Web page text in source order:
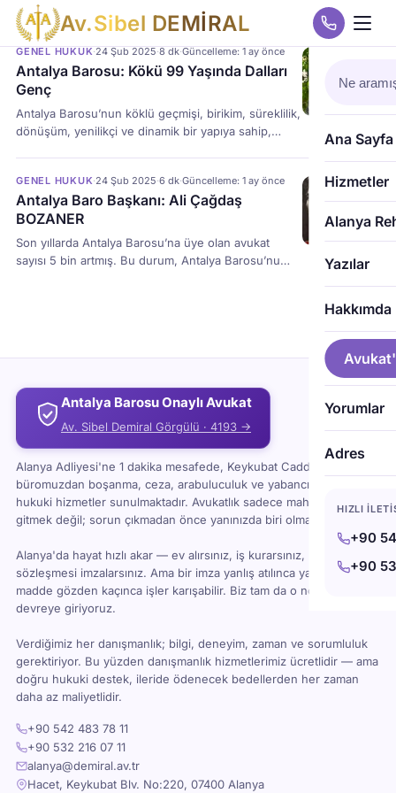
Av.Sibel DEMİRAL
Ana Sayfa
Hizmetler
Alanya
Yazılar
Hakkımda
Yorumlar
Adres
HIZLI
+90
+90
GENEL HUKUK·24 Şub 2025·8 dk·Güncelleme: 1 ay önce
Antalya Barosu: Kökü 99 Yaşında Dalları
Genç
Antalya Barosu’nun köklü geçmişi, birikim, süreklilik,
dönüşüm, yenilikçi ve dinamik bir yapıya sahip,
GENEL HUKUK·24 Şub 2025·6 dk·Güncelleme: 1 ay önce
Antalya Baro Başkanı: Ali Çağdaş
BOZANER
Son yıllarda Antalya Barosu’na üye olan avukat
sayısı 5 bin artmış. Bu durum, Antalya Barosu’nu
Antalya Barosu Onaylı Avukat
Av. Sibel Demiral Görgülü · 4193 →
Alanya Adliyesi'ne 1 dakika mesafede, Keykubat Caddesi'ndeki
büromuzdan boşanma, ceza, arabuluculuk ve yabancı uyruklu
hukuki hizmetler sunulmaktadır. Avukatlık sadece mahkemeye
gitmek değil; sorun çıkmadan önce yanınızda biri olması demektir.
Alanya'da hayat hızlı akar — ev alırsınız, iş kurarsınız, kira
sözleşmesi imzalarsınız. Ama bir imza yanlış atılınca ya da bir
madde gözden kaçınca işler karışabilir. Biz tam da o noktada
devreye giriyoruz.
Verdiğimiz her danışmanlık; bilgi, deneyim, zaman ve sorumluluk
gerektiriyor. Bu yüzden danışmanlık hizmetlerimiz ücretlidir — ama
doğru hukuki destek, ileride ödenecek bedellerden her zaman
daha az maliyetlidir.
+90 542 483 78 11
+90 532 216 07 11
alanya@demiral.av.tr
Hacet, Keykubat Blv. No:220, 07400 Alanya